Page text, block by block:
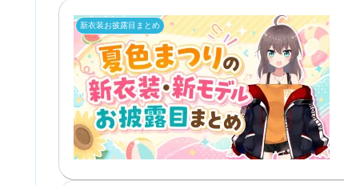
新衣装お披露目まとめ